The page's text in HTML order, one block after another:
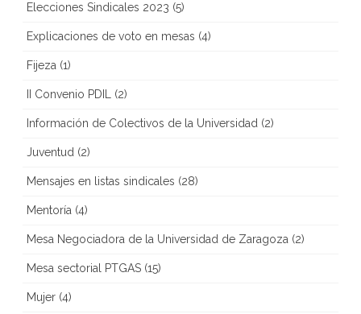
Elecciones Sindicales 2023 (5)
Explicaciones de voto en mesas (4)
Fijeza (1)
II Convenio PDIL (2)
Información de Colectivos de la Universidad (2)
Juventud (2)
Mensajes en listas sindicales (28)
Mentoría (4)
Mesa Negociadora de la Universidad de Zaragoza (2)
Mesa sectorial PTGAS (15)
Mujer (4)